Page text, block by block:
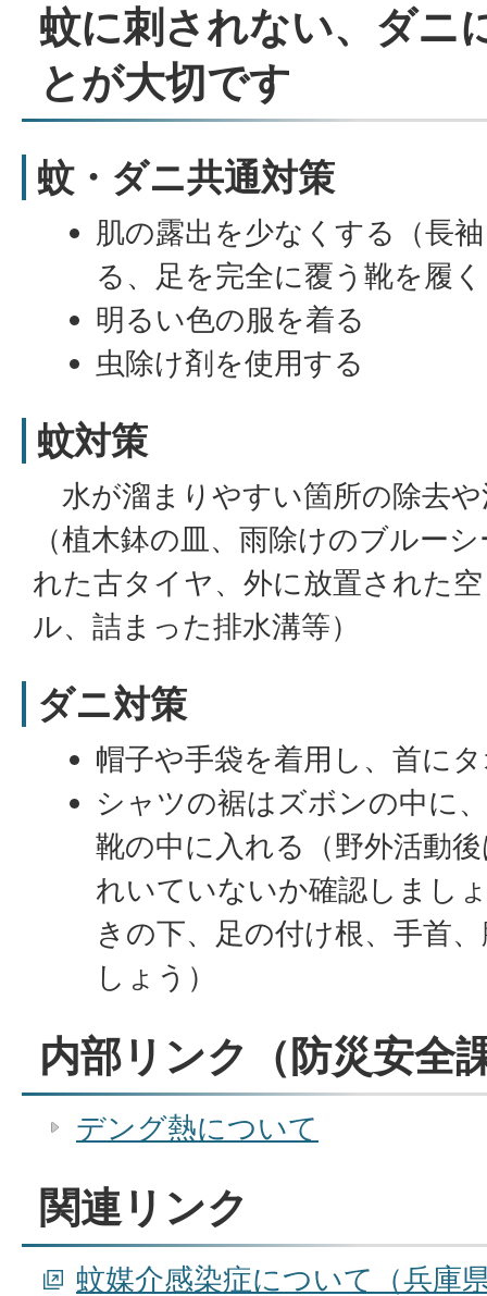
蚊に刺されない、ダニ
とが大切です
蚊・ダニ共通対策
肌の露出を少なくする（長
る、足を完全に覆う靴を履
明るい色の服を着る
虫除け剤を使用する
蚊対策
水が溜まりやすい箇所の除去
（植木鉢の皿、雨除けのブルー
れた古タイヤ、外に放置された
ル、詰まった排水溝等）
ダニ対策
帽子や手袋を着用し、首に
シャツの裾はズボンの中に
靴の中に入れる（野外活動
れいていないか確認しまし
きの下、足の付け根、手首
しょう）
内部リンク（防災安全
デング熱について
関連リンク
蚊媒介感染症について（兵庫